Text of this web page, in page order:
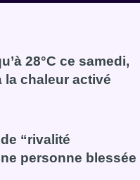
28°C ce samedi,
la chaleur activé
28°C ce samedi,
“rivalité
personne blessée